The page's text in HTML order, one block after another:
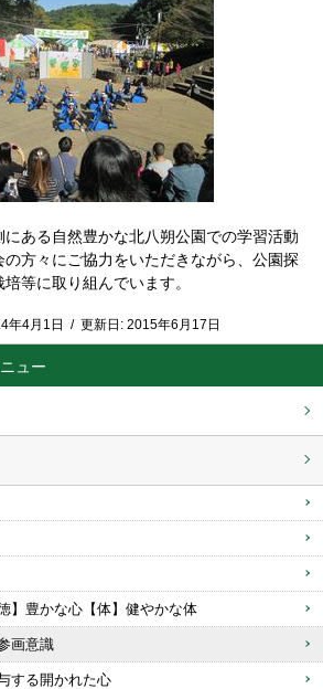
】豊かな心【体】健やかな体
画意識
する開かれた心
ある自然豊かな北八朔公園での学習活動
方々にご協力をいただきながら、公園探
等に取り組んでいます。
年4月1日 / 更新日: 2015年6月17日